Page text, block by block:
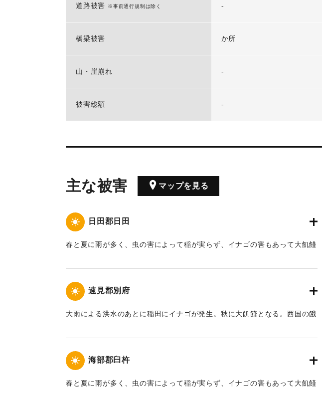
道路被害 ※事前通行規制は除く -
橋梁被害 か所
山・崖崩れ -
被害総額 -
主な被害 マップを見る
日田郡日田
春と夏に雨が多く、虫の害によって稲が実らず、イナゴの害もあって大飢饉
速見郡別府
大雨による洪水のあとに稲田にイナゴが発生。秋に大飢饉となる。西国の餓
を栽培させているので、ひとりの餓死者もなく、増田を薯大官と尊敬した。
｜固有コード:00108008
海部郡臼杵
春と夏に雨が多く、虫の害によって稲が実らず、イナゴの害もあって大飢饉